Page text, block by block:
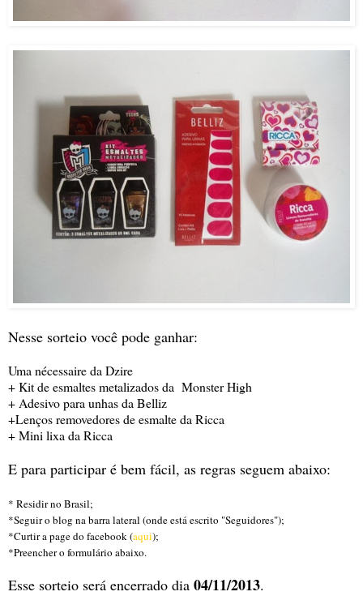
Nesse sorteio você pode ganhar:
Uma nécessaire da Dzire
+ Kit de esmaltes metalizados da Monster High
+ Adesivo para unhas da Belliz
+Lenços removedores de esmalte da Ricca
+ Mini lixa da Ricca
E para participar é bem fácil, as regras seguem abaixo:
* Residir no Brasil;
*Seguir o blog na barra lateral (onde está escrito "Seguidores");
*Curtir a page do facebook (aqui);
*Preencher o formulário abaixo.
Esse sorteio será encerrado dia 04/11/2013.